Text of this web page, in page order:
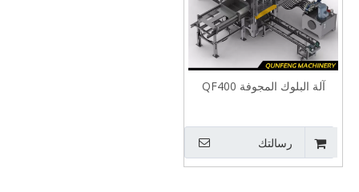
آلة البلوك المجوفة QF400
رسالتك